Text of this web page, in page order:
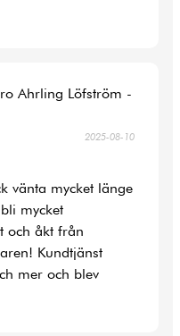
Ahrling Löfström -
2025-08-10
vänta mycket länge
mycket
och åkt från
Kundtjänst
mer och blev